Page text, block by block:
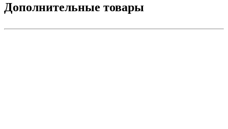
Дополнительные товары